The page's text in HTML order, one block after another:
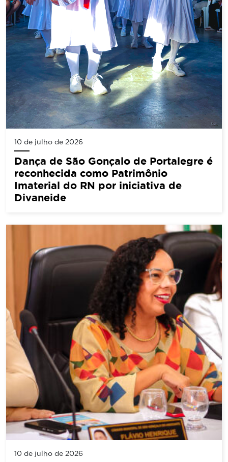
10 de julho de 2026
Dança de São Gonçalo de Portalegre é
reconhecida como Patrimônio
Imaterial do RN por iniciativa de
Divaneide
10 de julho de 2026